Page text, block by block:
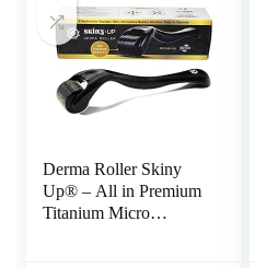
Derma Roller Skiny
Up® – All in Premium
Titanium Micro